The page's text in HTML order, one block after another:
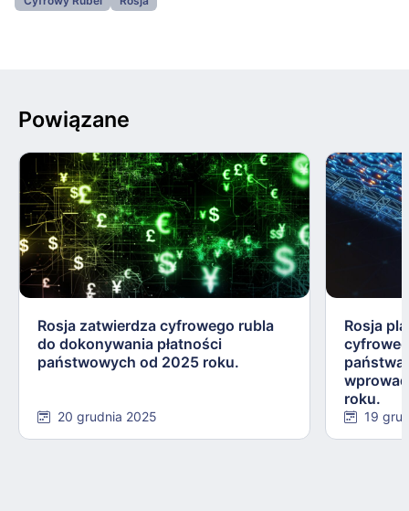
Powiązane
Rosja zatwierdza cyfrowego rubla
do dokonywania płatności
państwowych od 2025 roku.
20 grudnia 2025
Rosja
państwa
roku.
19